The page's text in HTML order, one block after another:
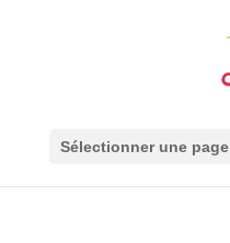
Sélectionner une page